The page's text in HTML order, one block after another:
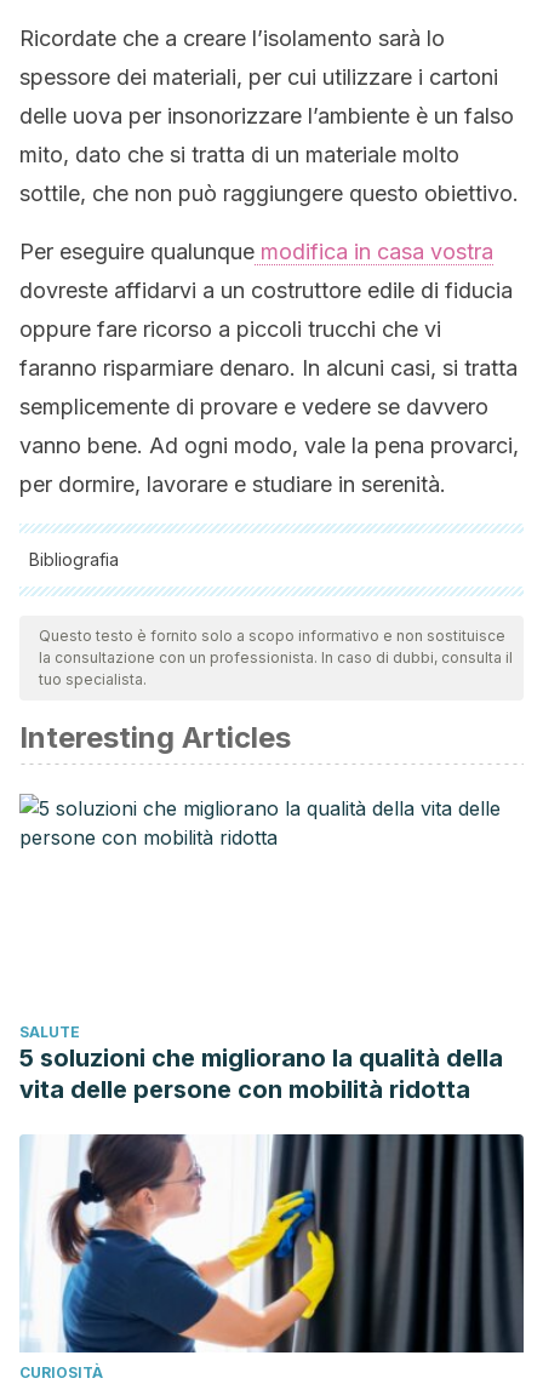
Ricordate che a creare l’isolamento sarà lo
spessore dei materiali, per cui utilizzare i cartoni
delle uova per insonorizzare l’ambiente è un falso
mito, dato che si tratta di un materiale molto
sottile, che non può raggiungere questo obiettivo.
Per eseguire qualunque modifica in casa vostra
dovreste affidarvi a un costruttore edile di fiducia
oppure fare ricorso a piccoli trucchi che vi
faranno risparmiare denaro. In alcuni casi, si tratta
semplicemente di provare e vedere se davvero
vanno bene. Ad ogni modo, vale la pena provarci,
per dormire, lavorare e studiare in serenità.
Bibliografia
Tutte le fonti citate sono state esaminate a fondo dal nostro
team per garantirne la qualità, l'affidabilità, l'attualità e la
validità. La bibliografia di questo articolo è stata considerata
GUÍA TÉCNICA PARA AISLAMIENTO ACÚSTICO Y DISEÑO Y
CONFIGURACIÓN DE SISTEMAS DE REFUERZO SONORO
PARA ESTABLECIMIENTOS. Convenio de Asociación No.
124 De 2015, Celebrado entre la Corporación Autónoma
Questo testo è fornito solo a scopo informativo e non sostituisce
la consultazione con un professionista. In caso di dubbi, consulta il
tuo specialista.
Interesting Articles
SALUTE
5 soluzioni che migliorano la qualità della
vita delle persone con mobilità ridotta
CURIOSITÀ